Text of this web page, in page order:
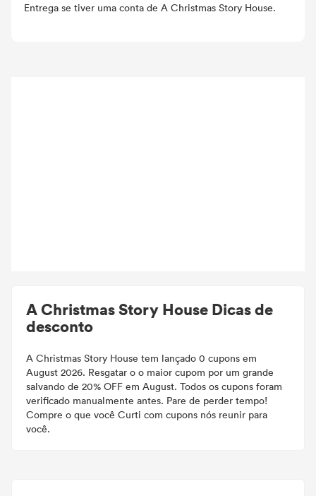
A Christmas Story House Dicas de
desconto
A Christmas Story House tem lançado 0 cupons em
August 2026. Resgatar o o maior cupom por um grande
salvando de 20% OFF em August. Todos os cupons foram
verificado manualmente antes. Pare de perder tempo!
Compre o que você Curti com cupons nós reunir para
você.
Entrega se tiver uma conta de A Christmas Story House.